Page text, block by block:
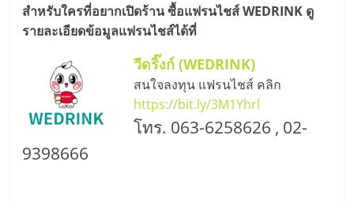
ปรึกษา
ฟรี,
สำหรับใครที่อยากเปิดร้าน ซื้อแฟรนไชส์ WEDRINK ดู
รายละเอียดข้อมูลแฟรนไชส์ได้ที่
วีดริ๊งก์ (WEDRINK)
สนใจลงทุน แฟรนไชส์ คลิก
https://bit.ly/3M1Yhrl
โทร. 063-6258626 , 02-
9398666